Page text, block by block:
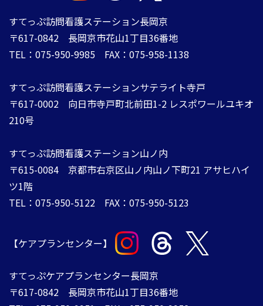
すてっぷ訪問看護ステーション長岡京
〒617-0842 長岡京市花山1丁目36番地
TEL：075-950-9985 FAX：075-958-1138
すてっぷ訪問看護ステーションサテライト寺戸
〒617-0002 向日市寺戸町北前田1-2 レスポワールユキオ
210号
すてっぷ訪問看護ステーション山ノ内
​​​​​​​〒615-0084 ​​​​​​​京都市右京区山ノ内山ノ下町21 アサヒハイ
ツ1階
TEL：075-950-5122 FAX：075-950-5123​​​​​​
【ケアプランセンター】
​​​​​​​すてっぷケアプランセンター長岡京
〒617-0842 ​​​​​​​長岡京市花山1丁目36番地